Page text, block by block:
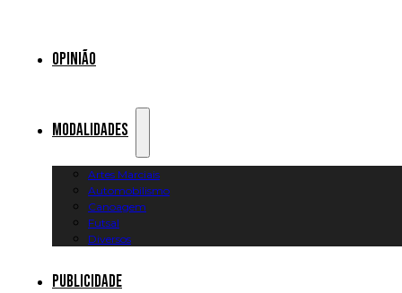
Opinião
Modalidades
Artes Marciais
Automobilismo
Canoagem
Futsal
Diversos
Publicidade